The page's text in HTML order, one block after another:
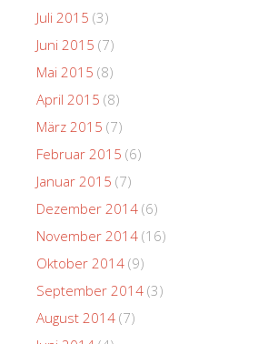
Juli 2015 (3)
Juni 2015 (7)
Mai 2015 (8)
April 2015 (8)
März 2015 (7)
Februar 2015 (6)
Januar 2015 (7)
Dezember 2014 (6)
November 2014 (16)
Oktober 2014 (9)
September 2014 (3)
August 2014 (7)